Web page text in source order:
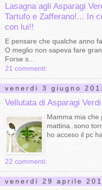
Lasagna agli Asparagi
Tartufo e Zafferano!... In
con lui!!
E pensare che qualche anno
O meglio non sapeva fare
Forse s...
21 commenti:
venerdì 3 giugno
Vellutata di Asparagi Verdi
Mamma mia che
mattina..sono
ho acceso il pc
22 commenti:
venerdì 29 aprile